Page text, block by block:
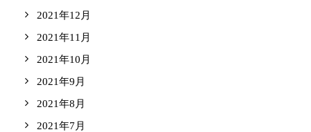
2021年12月
2021年11月
2021年10月
2021年9月
2021年8月
2021年7月